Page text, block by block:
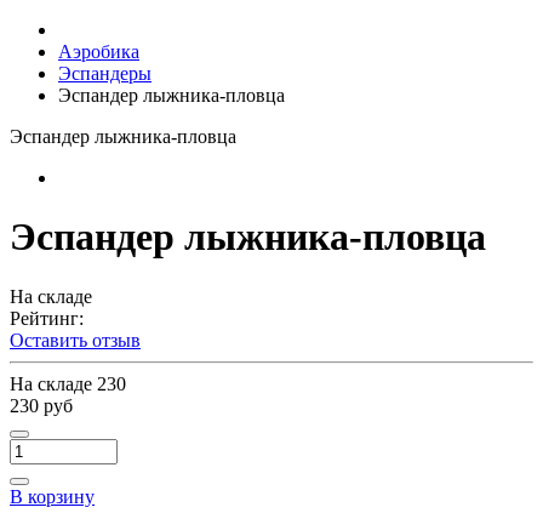
Аэробика
Эспандеры
Эспандер лыжника-пловца
Эспандер лыжника-пловца
Эспандер лыжника-пловца
На складе
Рейтинг:
Оставить отзыв
На складе 230
230 руб
В корзину